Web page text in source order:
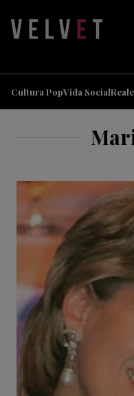
Cultura PopVida Social